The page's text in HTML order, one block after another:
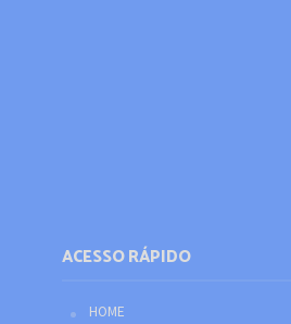
ACESSO RÁPIDO
HOME